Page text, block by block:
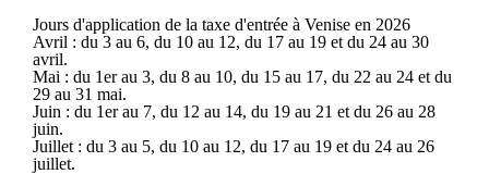
Jours d'application de la taxe d'entrée à Venise en 2026
Avril : du 3 au 6, du 10 au 12, du 17 au 19 et du 24 au 30
avril.
Mai : du 1er au 3, du 8 au 10, du 15 au 17, du 22 au 24 et du
29 au 31 mai.
Juin : du 1er au 7, du 12 au 14, du 19 au 21 et du 26 au 28
juin.
Juillet : du 3 au 5, du 10 au 12, du 17 au 19 et du 24 au 26
juillet.